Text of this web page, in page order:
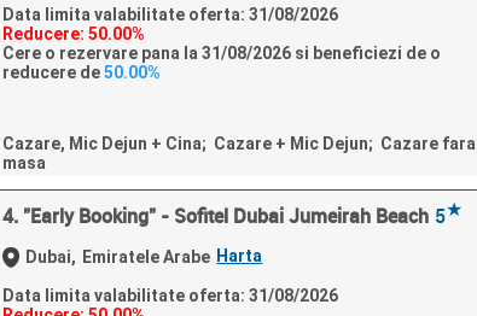
Data limita valabilitate oferta: 31/08/2026
Reducere: 50.00%
Cere o rezervare pana la 31/08/2026 si beneficiezi de o
reducere de50.00%
Cazare, Mic Dejun + Cina; Cazare + Mic Dejun; Cazare fara
masa
4. "Early Booking" - Sofitel Dubai Jumeirah Beach 5★
Dubai, Emiratele Arabe Harta
Data limita valabilitate oferta: 31/08/2026